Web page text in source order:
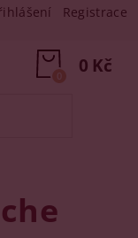
Registrace
0 Kč
0